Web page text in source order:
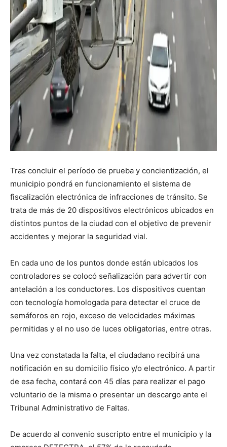
Tras concluir el período de prueba y concientización, el
municipio pondrá en funcionamiento el sistema de
fiscalización electrónica de infracciones de tránsito. Se
trata de más de 20 dispositivos electrónicos ubicados en
distintos puntos de la ciudad con el objetivo de prevenir
accidentes y mejorar la seguridad vial.
En cada uno de los puntos donde están ubicados los
controladores se colocó señalización para advertir con
antelación a los conductores. Los dispositivos cuentan
con tecnología homologada para detectar el cruce de
semáforos en rojo, exceso de velocidades máximas
permitidas y el no uso de luces obligatorias, entre otras.
Una vez constatada la falta, el ciudadano recibirá una
notificación en su domicilio físico y/o electrónico. A partir
de esa fecha, contará con 45 días para realizar el pago
voluntario de la misma o presentar un descargo ante el
Tribunal Administrativo de Faltas.
De acuerdo al convenio suscripto entre el municipio y la